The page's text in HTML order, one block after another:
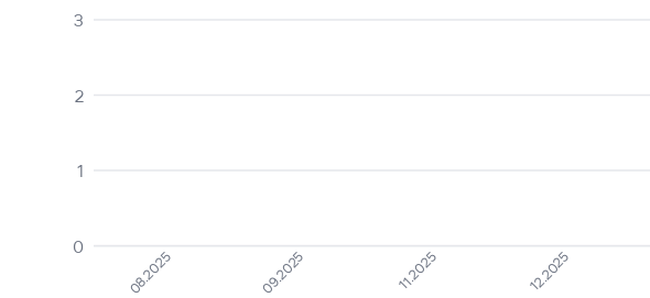
0
1
2
3
08.2025 09.2025 11.2025 12.2025